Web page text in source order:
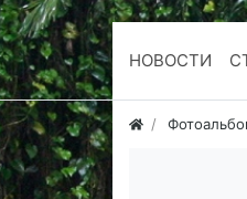
НОВОСТИ